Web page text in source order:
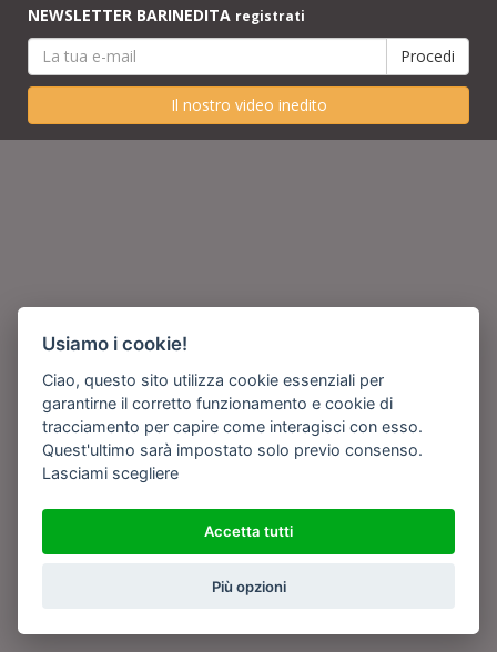
NEWSLETTER BARINEDITA registrati
Il nostro video inedito
Usiamo i cookie!
Ciao, questo sito utilizza cookie essenziali per
garantirne il corretto funzionamento e cookie di
tracciamento per capire come interagisci con esso.
Quest'ultimo sarà impostato solo previo consenso.
Lasciami scegliere
Accetta tutti
Più opzioni